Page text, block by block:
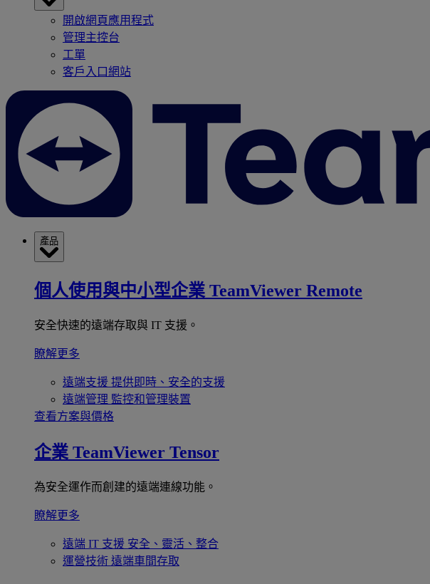
開啟網頁應用程式
管理主控台
工單
客戶入口網站
產品
個人使用與中小型企業 TeamViewer Remote
安全快速的遠端存取與 IT 支援。
瞭解更多
遠端支援 提供即時、安全的支援
遠端管理 監控和管理裝置
查看方案與價格
企業 TeamViewer Tensor
為安全運作而創建的遠端連線功能。
瞭解更多
遠端 IT 支援 安全、靈活、整合
運營技術 遠端車間存取